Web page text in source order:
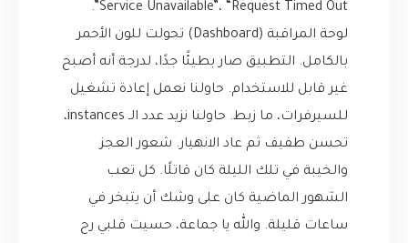
Service Unavailable”، “Request Timed Out”.
لوحة المراقبة (Dashboard) تحولت للون الأحمر
بالكامل. التطبيق صار بطيئًا جدًا، لدرجة أنه أصبح
غير قابل للاستخدام. حاولنا نعمل إعادة تشغيل
للسيرفرات، ما زبط. حاولنا نزيد عدد الـ instances،
تحسن طفيف ثم عاد الانهيار. شعور العجز
والخيبة في تلك الليلة كان قاتلًا. كل تعب
الشهور الماضية كان على وشك أن يتبخر في
ساعات قليلة. والله يا جماعة، حسيت قلبي رح